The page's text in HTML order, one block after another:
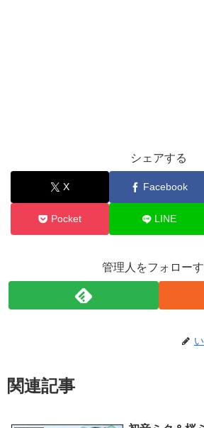
シェアする
X Facebook
Pocket LINE
管理人をフォロー
関連記事